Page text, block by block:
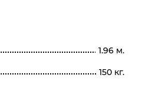
1.96 м.
150 кг.